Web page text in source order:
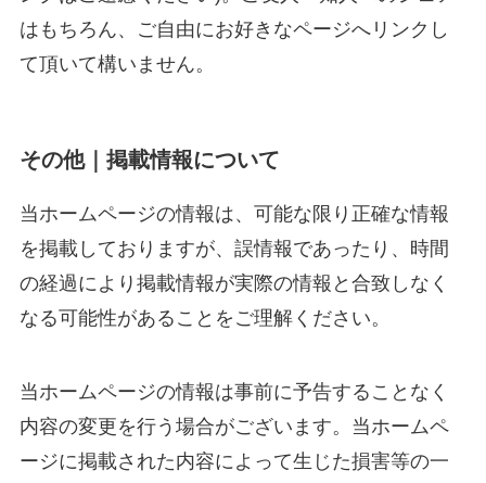
はもちろん、ご自由にお好きなページへリンクし
て頂いて構いません。
その他｜掲載情報について
当ホームページの情報は、可能な限り正確な情報
を掲載しておりますが、誤情報であったり、時間
の経過により掲載情報が実際の情報と合致しなく
なる可能性があることをご理解ください。
当ホームページの情報は事前に予告することなく
内容の変更を行う場合がございます。当ホームペ
ージに掲載された内容によって生じた損害等の一